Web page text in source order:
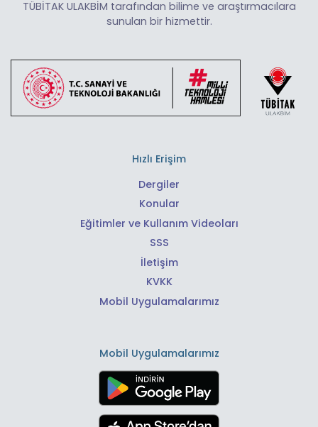
TÜBİTAK ULAKBİM tarafından bilime ve araştırmacılara
sunulan bir hizmettir.
Hızlı Erişim
Dergiler
Konular
Eğitimler ve Kullanım Videoları
SSS
İletişim
KVKK
Mobil Uygulamalarımız
Mobil Uygulamalarımız